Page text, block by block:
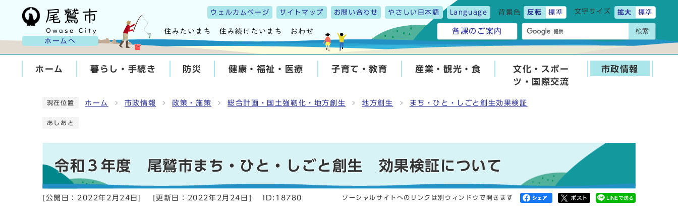
ホームへ
ウェルカムページ サイトマップ お問い合わせ やさしい日本語 Language 背景色 反転 標準 文字サイズ 拡大 標準
各課のご案内 検索
ホーム 暮らし・手続き 防災 健康・福祉・医療 子育て・教育 産業・観光・食
文化・スポー
ツ・国際交流
市政情報
現在位置 ホーム 市政情報 政策・施策 総合計画・国土強靭化・地方創生 地方創生 まち・ひと・しごと創生効果検証
あしあと
令和３年度 尾鷲市まち・ひと・しごと創生 効果検証について
[公開日： 2022年2月24日 [更新日： 2022年2月24日 ID:18780 ソーシャルサイトへのリンクは別ウィンドウで開きます